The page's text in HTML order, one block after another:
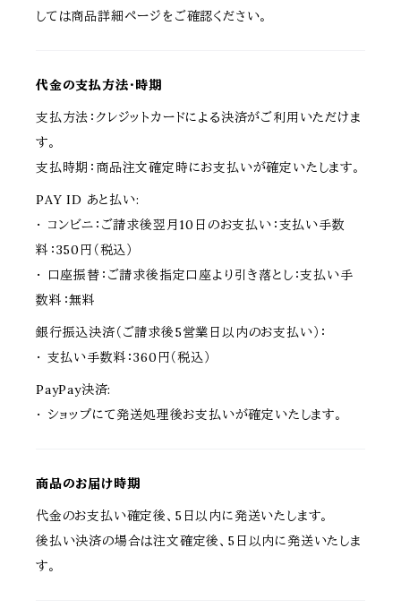
しては商品詳細ページをご確認ください。
代金の支払方法・時期
支払方法：クレジットカードによる決済がご利用いただけま
す。
支払時期：商品注文確定時にお支払いが確定いたします。
PAY ID あと払い:
・ コンビニ：ご請求後翌月10日のお支払い：支払い手数
料：350円（税込）
・ 口座振替：ご請求後指定口座より引き落とし：支払い手
数料：無料
銀行振込決済（ご請求後5営業日以内のお支払い）：
・ 支払い手数料：360円（税込）
PayPay決済:
・ ショップにて発送処理後お支払いが確定いたします。
商品のお届け時期
代金のお支払い確定後、5日以内に発送いたします。
後払い決済の場合は注文確定後、5日以内に発送いたしま
す。